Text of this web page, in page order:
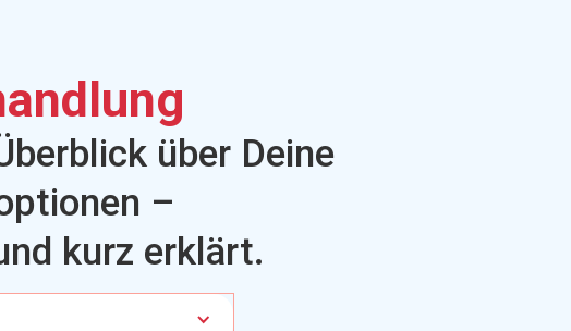
über Deine
–
kurz erklärt.